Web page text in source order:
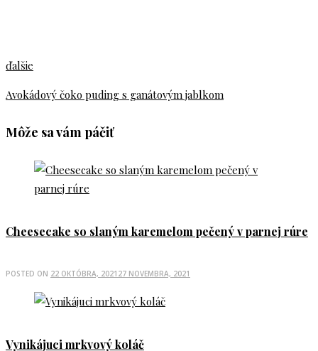
ďalšie
Avokádový čoko puding s ganátovým jablkom
Môže sa vám páčiť
Cheesecake so slaným karemelom pečený v parnej rúre
POSTED ON 22 OKTÓBRA, 2021 27 NOVEMBRA, 2021
Vynikájuci mrkvový koláč